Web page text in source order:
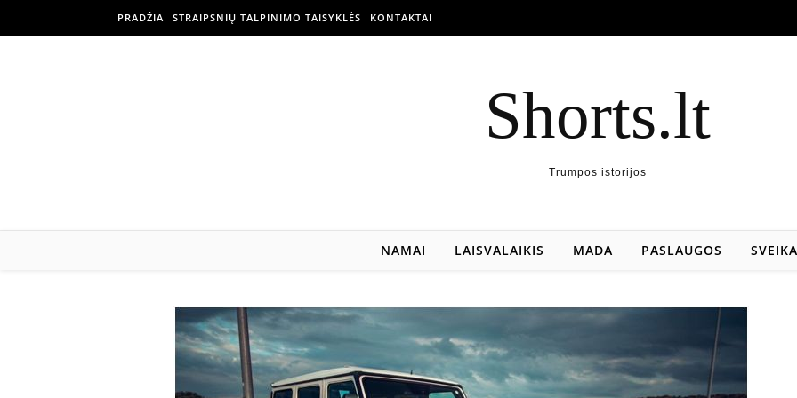
PRADŽIA STRAIPSNIŲ TALPINIMO TAISYKLĖS KONTAKTAI
Shorts.lt
Trumpos istorijos
NAMAI LAISVALAIKIS MADA PASLAUGOS